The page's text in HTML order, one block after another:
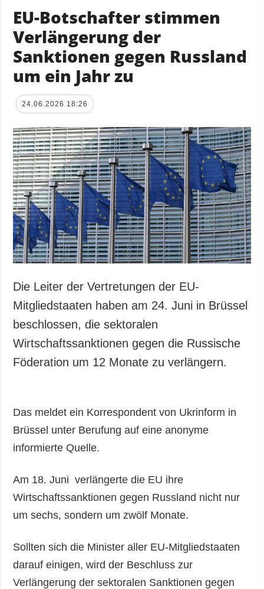
EU-Botschafter stimmen
Verlängerung der
Sanktionen gegen Russland
um ein Jahr zu
24.06.2026 18:26
Die Leiter der Vertretungen der EU-
Mitgliedstaaten haben am 24. Juni in Brüssel
beschlossen, die sektoralen
Wirtschaftssanktionen gegen die Russische
Föderation um 12 Monate zu verlängern.
Das meldet ein Korrespondent von Ukrinform in
Brüssel unter Berufung auf eine anonyme
informierte Quelle.
Am 18. Juni verlängerte die EU ihre
Wirtschaftssanktionen gegen Russland nicht nur
um sechs, sondern um zwölf Monate.
Sollten sich die Minister aller EU-Mitgliedstaaten
darauf einigen, wird der Beschluss zur
Verlängerung der sektoralen Sanktionen gegen